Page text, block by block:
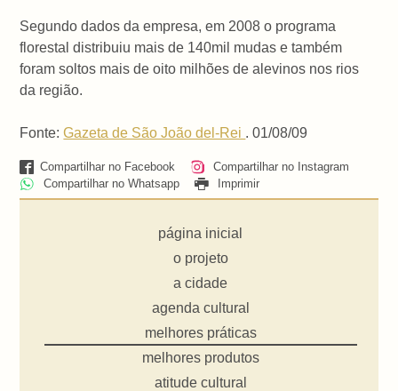
Segundo dados da empresa, em 2008 o programa
florestal distribuiu mais de 140mil mudas e também
foram soltos mais de oito milhões de alevinos nos rios
da região.
Fonte:Gazeta de São João del-Rei . 01/08/09
Compartilhar no Facebook
Compartilhar no Instagram
Compartilhar no Whatsapp
Imprimir
página inicial
o projeto
a cidade
agenda cultural
melhores práticas
melhores produtos
atitude cultural